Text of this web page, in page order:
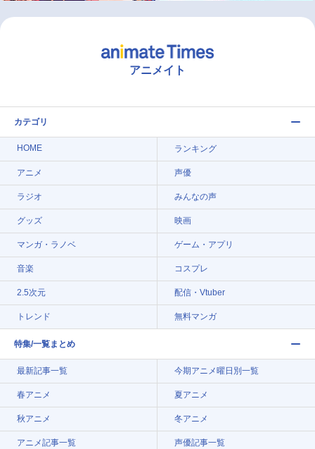
アニメイト
カテゴリ
HOME ランキング
アニメ 声優
ラジオ みんなの声
グッズ 映画
マンガ・ラノベ ゲーム・アプリ
音楽 コスプレ
2.5次元 配信・Vtuber
トレンド 無料マンガ
特集/一覧まとめ
最新記事一覧 今期アニメ曜日別一覧
春アニメ 夏アニメ
秋アニメ 冬アニメ
アニメ記事一覧 声優記事一覧